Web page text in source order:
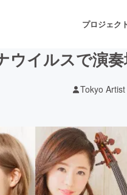
プロジェク
音楽
ゲーム・サービ
ウイルスで演
Tokyo